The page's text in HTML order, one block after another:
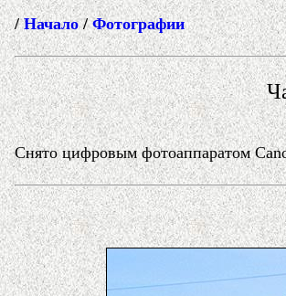
/Начало/Фотографии
Снято цифровым фотоаппаратом